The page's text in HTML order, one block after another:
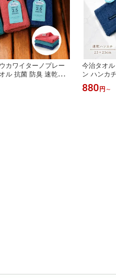
カワイターノプレー
ル 抗菌 防臭 速乾タ
今治タオ
ン ハンカ
屋干し ネ
水 ギフト
880円 ～